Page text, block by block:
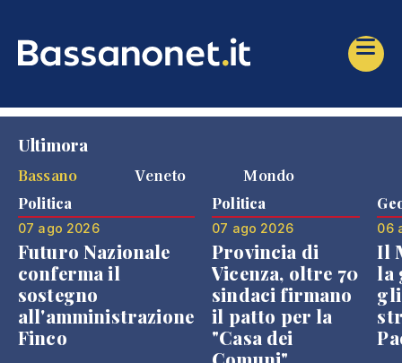
Ultimora
Bassano
Veneto Mondo
Politica
07 ago 2026
Futuro Nazionale
conferma il
sostegno
all'amministrazione
Finco
Politica
07 ago 2026
Provincia di
Vicenza, oltre 70
sindaci firmano
il patto per la
"Casa dei
06
Il
la